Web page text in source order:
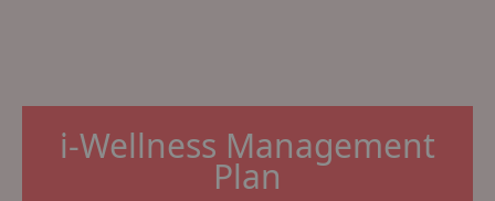
i-Wellness Management
Plan